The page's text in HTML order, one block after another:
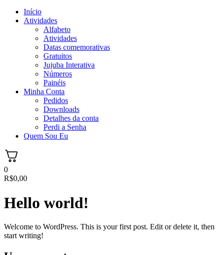
Início
Atividades
Alfabeto
Atividades
Datas comemorativas
Gratuitos
Jujuba Interativa
Números
Painéis
Minha Conta
Pedidos
Downloads
Detalhes da conta
Perdi a Senha
Quem Sou Eu
0
R$0,00
Hello world!
Welcome to WordPress. This is your first post. Edit or delete it, then
start writing!